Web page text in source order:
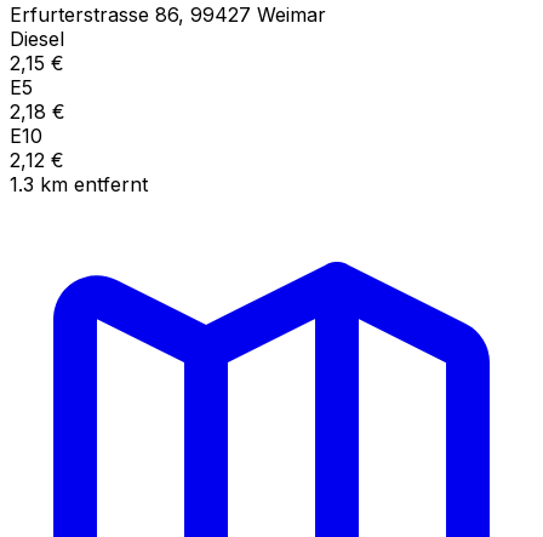
Erfurterstrasse 86, 99427 Weimar
Diesel
2,15 €
E5
2,18 €
E10
2,12 €
1.3 km entfernt